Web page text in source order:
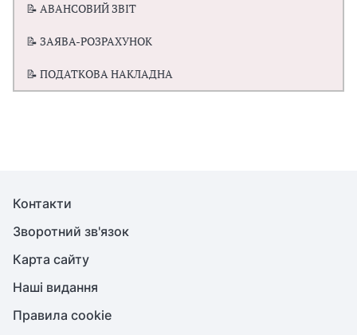
📝 АВАНСОВИЙ ЗВІТ
📝 ЗАЯВА-РОЗРАХУНОК
📝 ПОДАТКОВА НАКЛАДНА
Контакти
Зворотний зв'язок
Карта сайту
Наші видання
Правила cookie